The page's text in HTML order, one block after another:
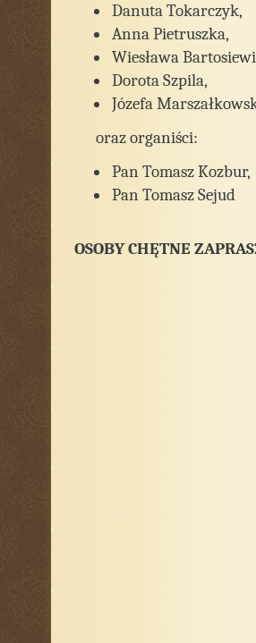
Danuta Tokarczyk,
Anna Pietruszka,
Wiesława
Dorota Szpila,
Józefa
oraz organiści:
Pan Tomasz Kozbur,
Pan Tomasz Sejud
OSOBY CHĘTNE